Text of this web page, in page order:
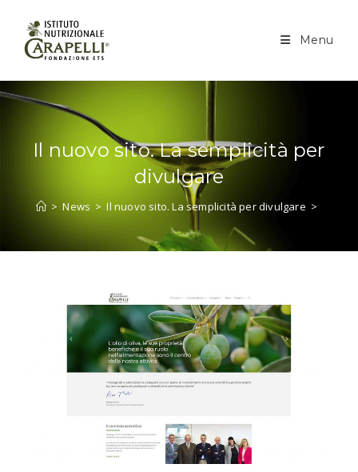
contenuto
Menu
Il nuovo sito. La semplicità per
divulgare
> News > Il nuovo sito. La semplicità per divulgare >